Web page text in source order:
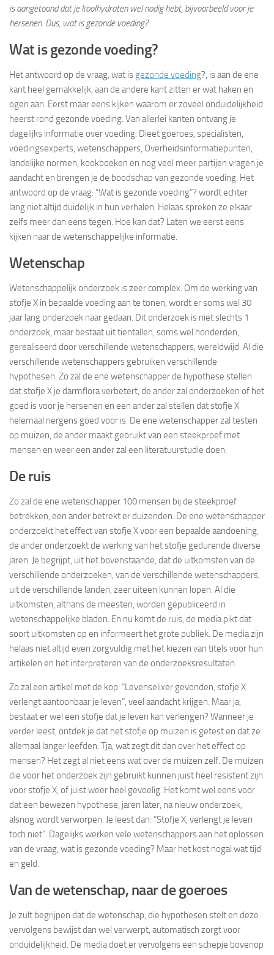
is aangetoond dat je koolhydraten wel nodig hebt, bijvoorbeeld voor je
hersenen. Dus, wat is gezonde voeding?
Wat is gezonde voeding?
Het antwoord op de vraag, wat is gezonde voeding?, is aan de ene
kant heel gemakkelijk, aan de andere kant zitten er wat haken en
ogen aan. Eerst maar eens kijken waarom er zoveel onduidelijkheid
heerst rond gezonde voeding. Van allerlei kanten ontvang je
dagelijks informatie over voeding. Dieet goeroes, specialisten,
voedingsexperts, wetenschappers, Overheidsinformatiepunten,
landelijke normen, kookboeken en nog veel meer partijen vragen je
aandacht en brengen je de boodschap van gezonde voeding. Het
antwoord op de vraag: “Wat is gezonde voeding”? wordt echter
lang niet altijd duidelijk in hun verhalen. Helaas spreken ze elkaar
zelfs meer dan eens tegen. Hoe kan dat? Laten we eerst eens
kijken naar de wetenschappelijke informatie.
Wetenschap
Wetenschappelijk onderzoek is zeer complex. Om de werking van
stofje X in bepaalde voeding aan te tonen, wordt er soms wel 30
jaar lang onderzoek naar gedaan. Dit onderzoek is niet slechts 1
onderzoek, maar bestaat uit tientallen, soms wel honderden,
gerealiseerd door verschillende wetenschappers, wereldwijd. Al die
verschillende wetenschappers gebruiken verschillende
hypothesen. Zo zal de ene wetenschapper de hypothese stellen
dat stofje X je darmflora verbetert, de ander zal onderzoeken of het
goed is voor je hersenen en een ander zal stellen dat stofje X
helemaal nergens goed voor is. De ene wetenschapper zal testen
op muizen, de ander maakt gebruikt van een steekproef met
mensen en weer een ander zal een literatuurstudie doen.
De ruis
Zo zal de ene wetenschapper 100 mensen bij de steekproef
betrekken, een ander betrekt er duizenden. De ene wetenschapper
onderzoekt het effect van stofje X voor een bepaalde aandoening,
de ander onderzoekt de werking van het stofje gedurende diverse
jaren. Je begrijpt, uit het bovenstaande, dat de uitkomsten van de
verschillende onderzoeken, van de verschillende wetenschappers,
uit de verschillende landen, zeer uiteen kunnen lopen. Al die
uitkomsten, althans de meesten, worden gepubliceerd in
wetenschappelijke bladen. En nu komt de ruis, de media pikt dat
soort uitkomsten op en informeert het grote publiek. De media zijn
helaas niet altijd even zorgvuldig met het kiezen van titels voor hun
artikelen en het interpreteren van de onderzoeksresultaten.
Zo zal een artikel met de kop: “Levenselixer gevonden, stofje X
verlengt aantoonbaar je leven”, veel aandacht krijgen. Maar ja,
bestaat er wel een stofje dat je leven kan verlengen? Wanneer je
verder leest, ontdek je dat het stofje op muizen is getest en dat ze
allemaal langer leefden. Tja, wat zegt dit dan over het effect op
mensen? Het zegt al niet eens wat over de muizen zelf. De muizen
die voor het onderzoek zijn gebruikt kunnen juist heel resistent zijn
voor stofje X, of juist weer heel gevoelig. Het komt wel eens voor
dat een bewezen hypothese, jaren later, na nieuw onderzoek,
alsnog wordt verworpen. Je leest dan: “Stofje X, verlengt je leven
toch niet”. Dagelijks werken vele wetenschappers aan het oplossen
van de vraag, wat is gezonde voeding? Maar het kost nogal wat tijd
en geld.
Van de wetenschap, naar de goeroes
Je zult begrijpen dat de wetenschap, die hypothesen stelt en deze
vervolgens bewijst dan wel verwerpt, automatisch zorgt voor
onduidelijkheid. De media doet er vervolgens een schepje bovenop